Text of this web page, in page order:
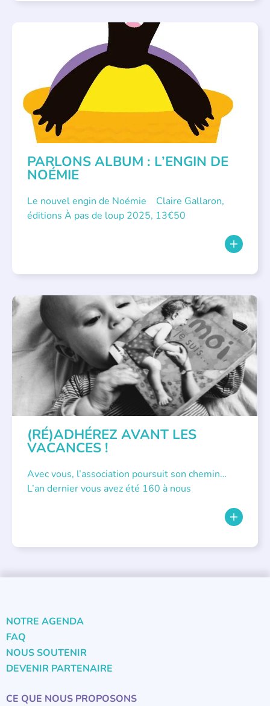
PARLONS ALBUM : L’ENGIN DE
NOÉMIE
Le nouvel engin de Noémie Claire Gallaron,
éditions À pas de loup 2025, 13€50
APPEL À SOUTIEN
(RÉ)ADHÉREZ AVANT LES
VACANCES !
Avec vous, l’association poursuit son chemin…
L’an dernier vous avez été 160 à nous
NOTRE AGENDA
FAQ
NOUS SOUTENIR
DEVENIR PARTENAIRE
CE QUE NOUS PROPOSONS